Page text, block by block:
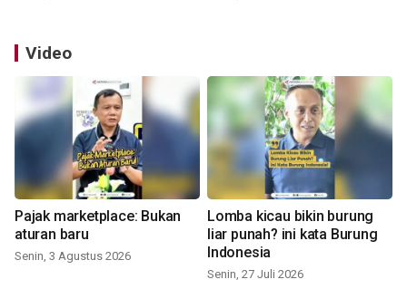
Video
Pajak marketplace: Bukan
aturan baru
Senin, 3 Agustus 2026
Lomba kicau bikin burung
liar punah? ini kata Burung
Indonesia
Senin, 27 Juli 2026